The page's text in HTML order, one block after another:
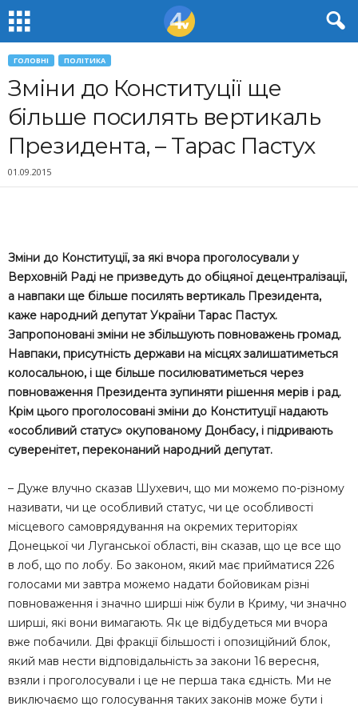
ГОЛОВНІ ПОЛІТИКА
Зміни до Конституції ще
більше посилять вертикаль
Президента, – Тарас Пастух
01.09.2015
Зміни до Конституції, за які вчора проголосували у
Верховній Раді не призведуть до обіцяної децентралізації,
а навпаки ще більше посилять вертикаль Президента,
каже народний депутат України Тарас Пастух.
Запропоновані зміни не збільшують повноважень громад.
Навпаки, присутність держави на місцях залишатиметься
колосальною, і ще більше посилюватиметься через
повноваження Президента зупиняти рішення мерів і рад.
Крім цього проголосовані зміни до Конституції надають
«особливий статус» окупованому Донбасу, і підривають
суверенітет, переконаний народний депутат.
– Дуже влучно сказав Шухевич, що ми можемо по-різному
називати, чи це особливий статус, чи це особливості
місцевого самоврядування на окремих територіях
Донецької чи Луганської області, він сказав, що це все що
в лоб, що по лобу. Бо законом, який має прийматися 226
голосами ми завтра можемо надати бойовикам різні
повноваження і значно ширші ніж були в Криму, чи значно
ширші, які вони вимагають. Як це відбудеться ми вчора
вже побачили. Дві фракції більшості і опозиційний блок,
який мав нести відповідальність за закони 16 вересня,
взяли і проголосували і це не перша така єдність. Ми не
виключаємо що голосування таких законів може бути і